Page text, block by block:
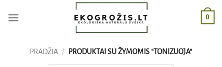
0
PRADŽIA / PRODUKTAI SU ŽYMOMIS “TONIZUOJA”